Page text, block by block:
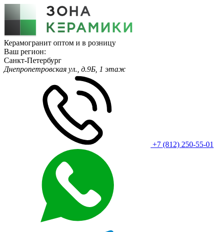
Керамогранит оптом и в розницу
Ваш регион:
Санкт-Петербург
Днепропетровская ул., д.9Б, 1 этаж
+7 (812) 250-55-01